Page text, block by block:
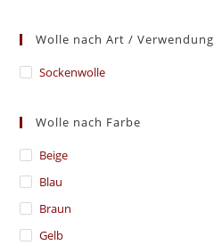
Wolle nach Art / Verwendung
Sockenwolle
Wolle nach Farbe
Beige
Blau
Braun
Gelb